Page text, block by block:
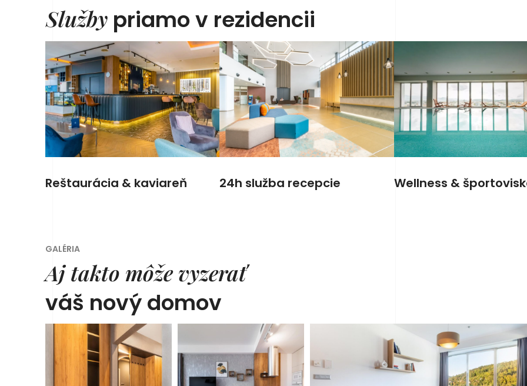
Služby priamo v rezidencii
Reštaurácia & kaviareň 24h služba recepcie Wellness &
GALÉRIA
Aj takto môže vyzerať
váš nový domov